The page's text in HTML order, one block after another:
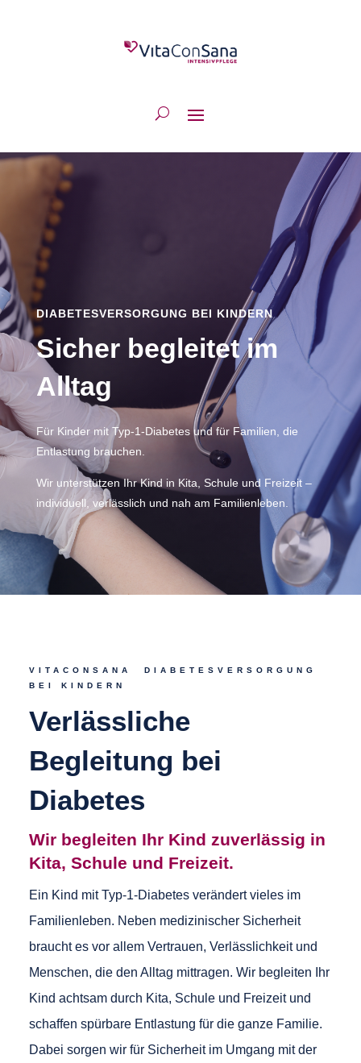
DIABETESVERSORGUNG BEI KINDERN
Sicher begleitet im
Alltag
Für Kinder mit Typ-1-Diabetes und für Familien, die
Entlastung brauchen.
Wir unterstützen Ihr Kind in Kita, Schule und Freizeit –
individuell, verlässlich und nah am Familienleben.
VITACONSANA DIABETESVERSORGUNG
BEI KINDERN
Verlässliche
Begleitung bei
Diabetes
Wir begleiten Ihr Kind zuverlässig in
Kita, Schule und Freizeit.
Ein Kind mit Typ-1-Diabetes verändert vieles im
Familienleben. Neben medizinischer Sicherheit
braucht es vor allem Vertrauen, Verlässlichkeit und
Menschen, die den Alltag mittragen. Wir begleiten Ihr
Kind achtsam durch Kita, Schule und Freizeit und
schaffen spürbare Entlastung für die ganze Familie.
Dabei sorgen wir für Sicherheit im Umgang mit der